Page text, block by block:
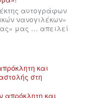
αυτογράφων
νανογιλέκων»
μας … απειλεί
και
στη